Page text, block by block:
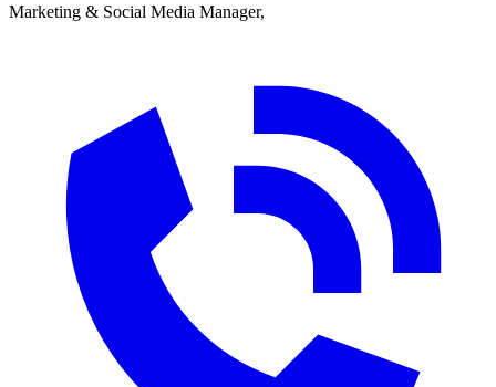
Marketing & Social Media Manager,